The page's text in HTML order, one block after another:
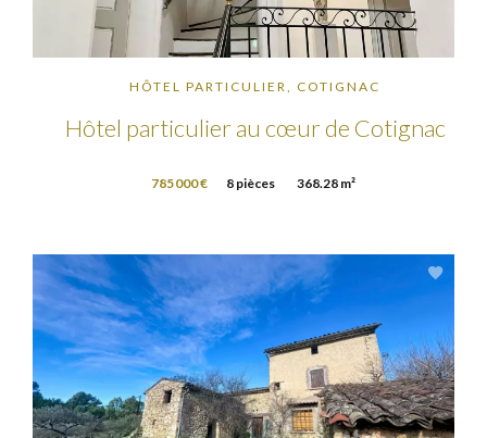
HÔTEL PARTICULIER, COTIGNAC
Hôtel particulier au cœur de Cotignac
785 000 € 8 pièces 368.28 m²